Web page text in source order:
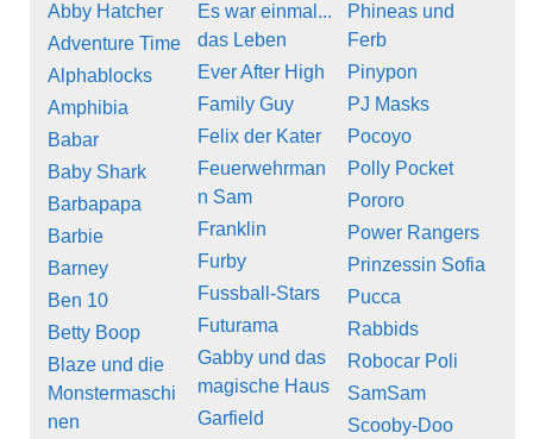
Abby Hatcher
Adventure Time
Alphablocks
Amphibia
Babar
Baby Shark
Barbapapa
Barbie
Barney
Ben 10
Betty Boop
Blaze und die
Monstermaschi
nen
Es war einmal...
das Leben
Ever After High
Family Guy
Felix der Kater
Feuerwehrman
n Sam
Franklin
Furby
Fussball-Stars
Futurama
Gabby und das
magische Haus
Garfield
Phineas und
Ferb
Pinypon
PJ Masks
Pocoyo
Polly Pocket
Pororo
Power Rangers
Prinzessin Sofia
Pucca
Rabbids
Robocar Poli
SamSam
Scooby-Doo